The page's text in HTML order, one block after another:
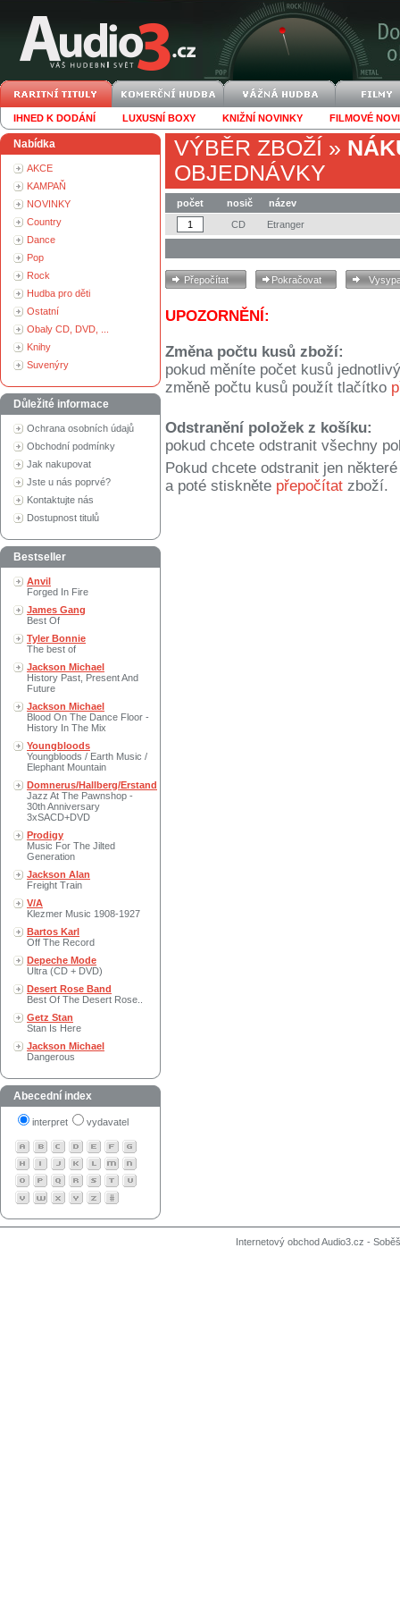
IHNED K DODÁNÍ LUXUSNÍ BOXY KNIŽNÍ NOVINKY FILMOVÉ
Nabídka
AKCE
KAMPAŇ
NOVINKY
Country
Dance
Pop
Rock
Hudba pro děti
Ostatní
Obaly CD, DVD, ...
Knihy
Suvenýry
Důležité informace
Ochrana osobních údajů
Obchodní podmínky
Jak nakupovat
Jste u nás poprvé?
Kontaktujte nás
Dostupnost titulů
Bestseller
Anvil
Forged In Fire
James Gang
Best Of
Tyler Bonnie
The best of
Jackson Michael
History Past, Present And
Future
Jackson Michael
Blood On The Dance Floor -
History In The Mix
Youngbloods
Youngbloods / Earth Music /
Elephant Mountain
Domnerus/Hallberg/Erstand
Jazz At The Pawnshop -
30th Anniversary
3xSACD+DVD
Prodigy
Music For The Jilted
Generation
Jackson Alan
Freight Train
V/A
Klezmer Music 1908-1927
Bartos Karl
Off The Record
Depeche Mode
Ultra (CD + DVD)
Desert Rose Band
Best Of The Desert Rose..
Getz Stan
Stan Is Here
Jackson Michael
Dangerous
Abecední index
interpret vydavatel
VÝBĚR ZBOŽÍ »
OBJEDNÁVKY
počet nosič
název
CD
Etranger
UPOZORNĚNÍ:
Změna počtu kusů zboží:
pokud měníte počet kusů
změně počtu kusů použít tlačítko
Odstranění položek z košíku:
pokud chcete odstranit všechny
Pokud chcete odstranit jen
a poté stiskněte přepočítat zboží.
Internetový obchod Audio3.cz -